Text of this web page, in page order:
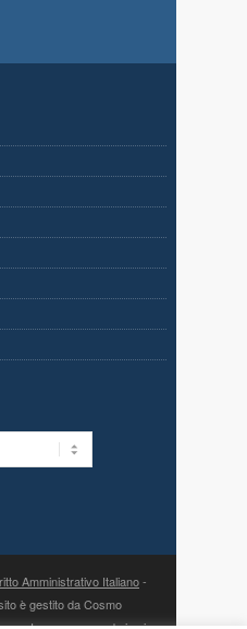
Amministrativo Italiano-
è gestito da Cosmo